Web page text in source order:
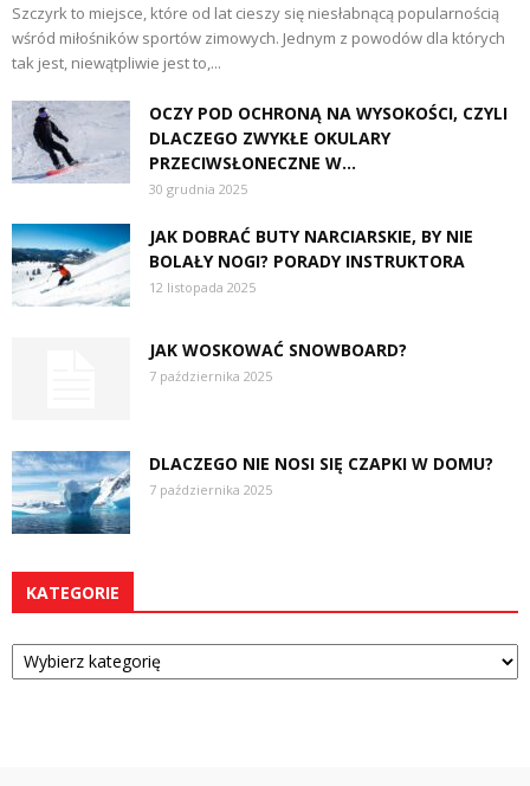
Szczyrk to miejsce, które od lat cieszy się niesłabnącą popularnością
wśród miłośników sportów zimowych. Jednym z powodów dla których
tak jest, niewątpliwie jest to,...
OCZY POD OCHRONĄ NA WYSOKOŚCI, CZYLI
DLACZEGO ZWYKŁE OKULARY
PRZECIWSŁONECZNE W...
30 grudnia 2025
JAK DOBRAĆ BUTY NARCIARSKIE, BY NIE
BOLAŁY NOGI? PORADY INSTRUKTORA
12 listopada 2025
JAK WOSKOWAĆ SNOWBOARD?
7 października 2025
DLACZEGO NIE NOSI SIĘ CZAPKI W DOMU?
7 października 2025
KATEGORIE
Kategorie